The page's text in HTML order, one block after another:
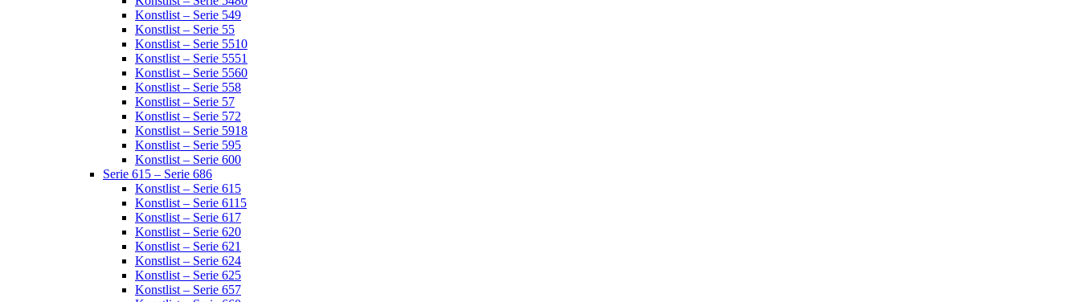
Konstlist – Serie 549
Konstlist – Serie 55
Konstlist – Serie 5510
Konstlist – Serie 5551
Konstlist – Serie 5560
Konstlist – Serie 558
Konstlist – Serie 57
Konstlist – Serie 572
Konstlist – Serie 5918
Konstlist – Serie 595
Konstlist – Serie 600
Serie 615 – Serie 686
Konstlist – Serie 615
Konstlist – Serie 6115
Konstlist – Serie 617
Konstlist – Serie 620
Konstlist – Serie 621
Konstlist – Serie 624
Konstlist – Serie 625
Konstlist – Serie 657